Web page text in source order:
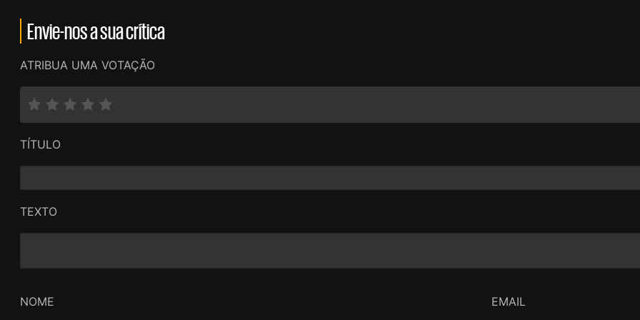
Envie-nos a sua crítica
ATRIBUA UMA VOTAÇÃO
TÍTULO
TEXTO
NOME EMAIL